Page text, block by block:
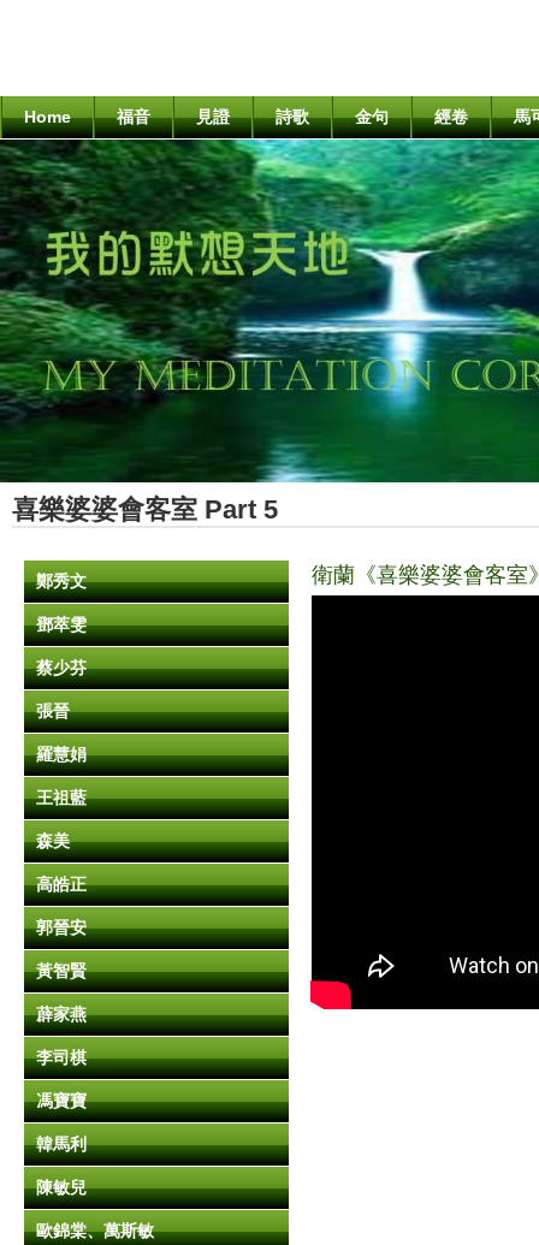
Home 福音 見證 詩歌 金句 經卷 馬
喜樂婆婆會客室 Part 5
鄭秀文
鄧萃雯
蔡少芬
張晉
羅慧娟
王祖藍
森美
高皓正
郭晉安
黃智賢
薜家燕
李司棋
馮寶寶
韓馬利
陳敏兒
歐錦棠、萬斯敏
衛蘭《喜樂婆婆會客室